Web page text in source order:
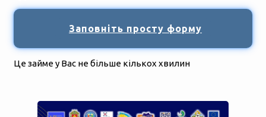
Заповніть просту форму
Це займе у Вас не більше кількох хвилин